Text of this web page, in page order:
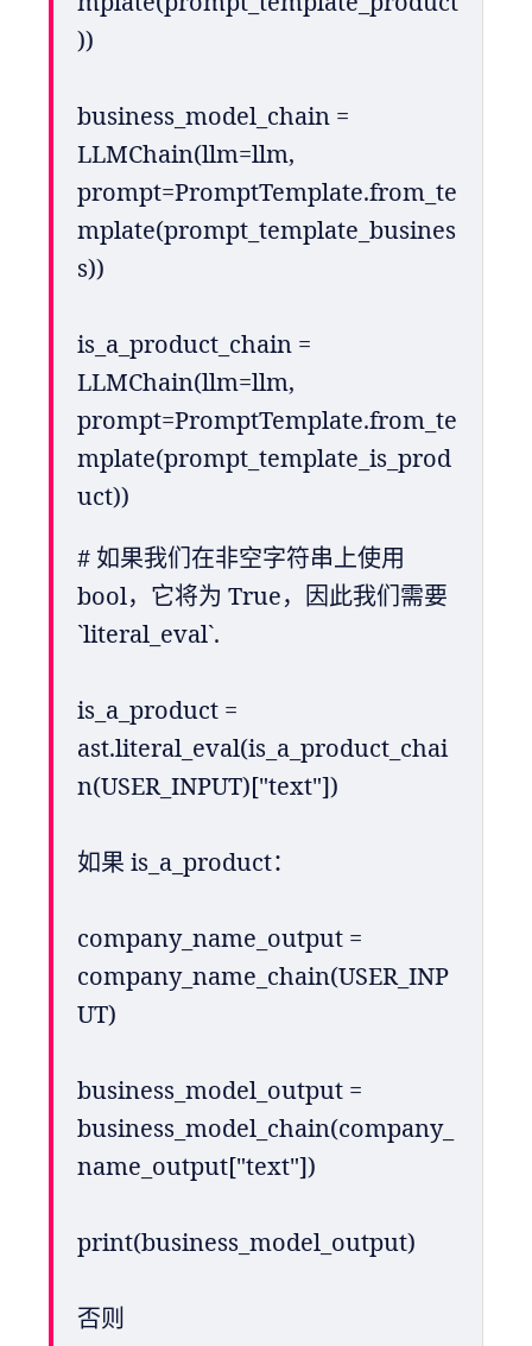
))
business_model_chain =
LLMChain(llm=llm,
prompt=PromptTemplate.from_te
mplate(prompt_template_busines
s))
is_a_product_chain =
LLMChain(llm=llm,
prompt=PromptTemplate.from_te
mplate(prompt_template_is_prod
uct))
# 如果我们在非空字符串上使用
bool，它将为 True，因此我们需要
`literal_eval`.
is_a_product =
ast.literal_eval(is_a_product_chai
n(USER_INPUT)["text"])
如果 is_a_product：
company_name_output =
company_name_chain(USER_INP
UT)
business_model_output =
business_model_chain(company_
name_output["text"])
print(business_model_output)
否则